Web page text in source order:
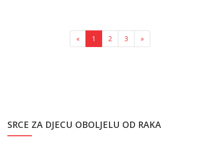
« 1 2 3 »
SRCE ZA DJECU OBOLJELU OD RAKA